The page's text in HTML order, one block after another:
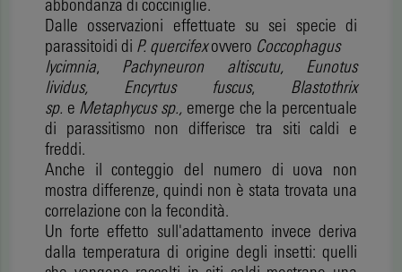
abbondanza di cocciniglie.
Dalle osservazioni effettuate su sei specie di
parassitoidi di P. quercifexovvero Coccophagus
lycimnia, Pachyneuron altiscutu, Eunotus
lividus,
Encyrtus fuscus, Blastothrix
sp. e Metaphycus sp., emerge che la percentuale
di parassitismo non differisce tra siti caldi e
freddi.
Anche il conteggio del numero di uova non
mostra differenze, quindi non è stata trovata una
correlazione con la fecondità.
Un forte effetto sull'adattamento invece deriva
dalla temperatura di origine degli insetti: quelli